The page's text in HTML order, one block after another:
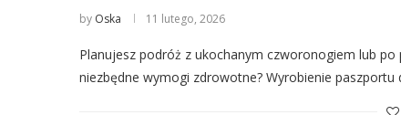
by Oska 11 lutego, 2026
Planujesz podróż z ukochanym czworonogiem lub
niezbędne wymogi zdrowotne? Wyrobienie paszportu